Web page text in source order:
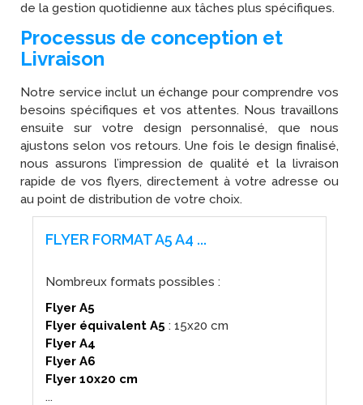
de la gestion quotidienne aux tâches plus spécifiques.
Processus de conception et
Livraison
Notre service inclut un échange pour comprendre vos
besoins spécifiques et vos attentes. Nous travaillons
ensuite sur votre design personnalisé, que nous
ajustons selon vos retours. Une fois le design finalisé,
nous assurons l’impression de qualité et la livraison
rapide de vos flyers, directement à votre adresse ou
au point de distribution de votre choix.
FLYER FORMAT A5 A4 ...
Nombreux formats possibles :
Flyer A5
Flyer équivalent A5 : 15x20 cm
Flyer A4
Flyer A6
Flyer 10x20 cm
...